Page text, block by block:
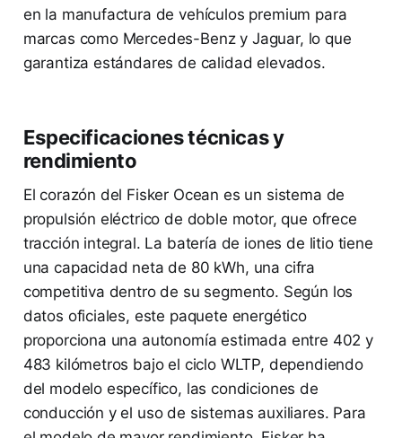
en la manufactura de vehículos premium para
marcas como Mercedes-Benz y Jaguar, lo que
garantiza estándares de calidad elevados.
Especificaciones técnicas y
rendimiento
El corazón del Fisker Ocean es un sistema de
propulsión eléctrico de doble motor, que ofrece
tracción integral. La batería de iones de litio tiene
una capacidad neta de 80 kWh, una cifra
competitiva dentro de su segmento. Según los
datos oficiales, este paquete energético
proporciona una autonomía estimada entre 402 y
483 kilómetros bajo el ciclo WLTP, dependiendo
del modelo específico, las condiciones de
conducción y el uso de sistemas auxiliares. Para